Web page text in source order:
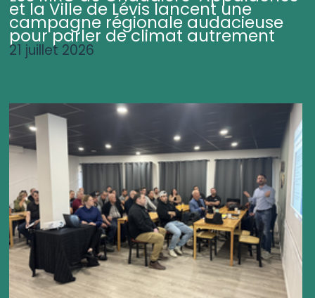
et la Ville de Lévis lancent une
campagne régionale audacieuse
pour parler de climat autrement
21 juillet 2026